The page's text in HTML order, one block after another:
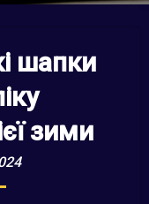
шапки
зими